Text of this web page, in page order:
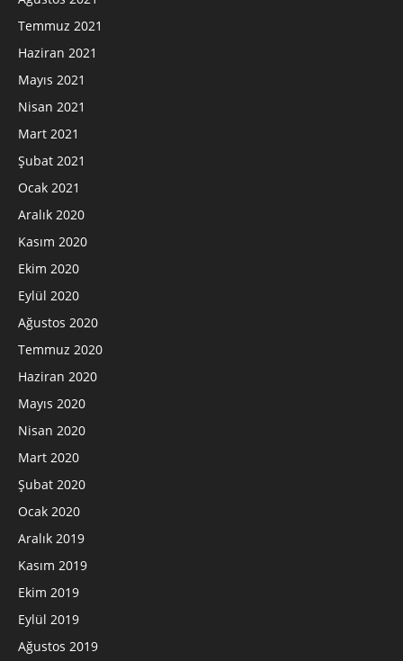
Temmuz 2021
Haziran 2021
Mayıs 2021
Nisan 2021
Mart 2021
Şubat 2021
Ocak 2021
Aralık 2020
Kasım 2020
Ekim 2020
Eylül 2020
Ağustos 2020
Temmuz 2020
Haziran 2020
Mayıs 2020
Nisan 2020
Mart 2020
Şubat 2020
Ocak 2020
Aralık 2019
Kasım 2019
Ekim 2019
Eylül 2019
Ağustos 2019